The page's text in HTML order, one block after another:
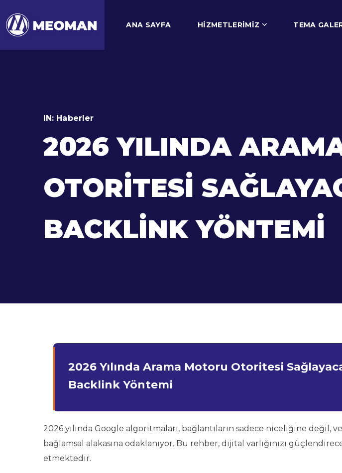
ANA SAYFA HIZMETLERIMIZ TEMA
IN: Haberler
2026 YILINDA
OTORITESI
BACKLINK YÖNTEMI
2026 Yılında Arama Motoru Otoritesi
Backlink Yöntemi
2026 yılında Google algoritmaları, bağlantıların sadece niceliğine değil,
bağlamsal alakasına odaklanıyor. Bu rehber, dijital varlığınızı
etmektedir.